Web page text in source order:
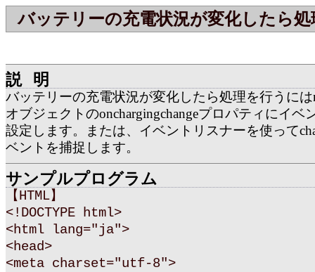
バッテリーの充電状況が変化したら
説明
バッテリーの充電状況が変化したら処理を行うには
オブジェクトのonchargingchangeプロパティにイベ
設定します。または、イベントリスナーを使って
ベントを捕捉します。
サンプルプログラム
【HTML】
<!DOCTYPE html>
<html lang="ja">
<head>
<meta charset="utf-8">